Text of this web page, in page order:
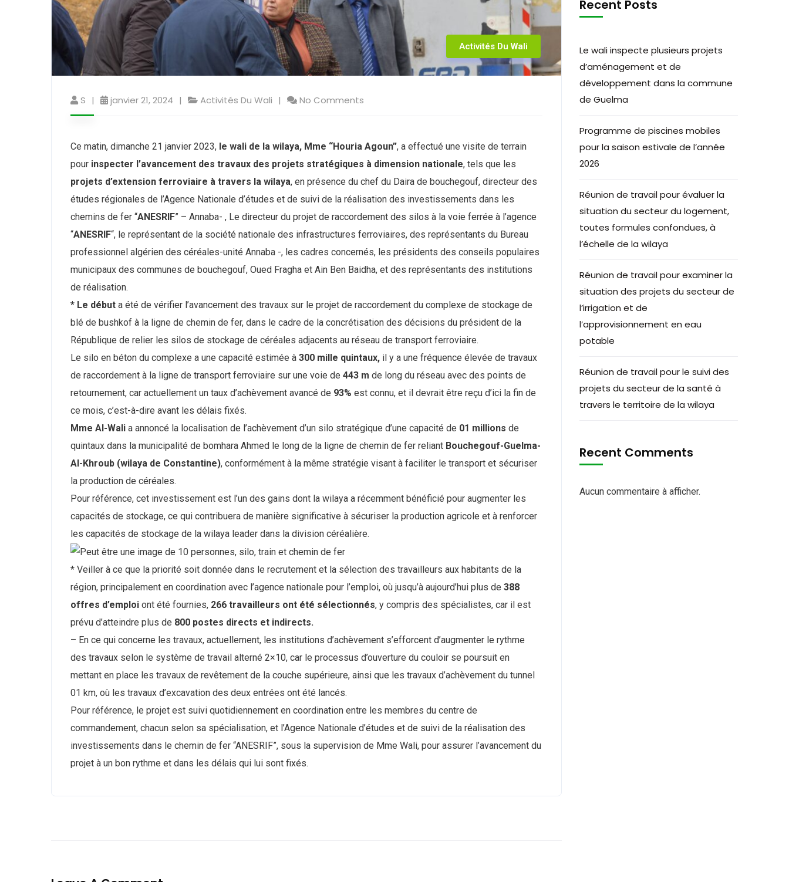
Activités Du Wali
S janvier 21, 2024 Activités Du Wali No Comments
Ce matin, dimanche 21 janvier 2023, le wali de la wilaya, Mme “Houria Agoun”, a effectué une visite de terrain
pour inspecter l’avancement des travaux des projets stratégiques à dimension nationale, tels que les
projets d’extension ferroviaire à travers la wilaya, en présence du chef du Daira de bouchegouf, directeur des
études régionales de l’Agence Nationale d’études et de suivi de la réalisation des investissements dans les
chemins de fer “ANESRIF” – Annaba- , Le directeur du projet de raccordement des silos à la voie ferrée à l’agence
“ANESRIF“, le représentant de la société nationale des infrastructures ferroviaires, des représentants du Bureau
professionnel algérien des céréales-unité Annaba -, les cadres concernés, les présidents des conseils populaires
municipaux des communes de bouchegouf, Oued Fragha et Ain Ben Baidha, et des représentants des institutions
de réalisation.
* Le début a été de vérifier l’avancement des travaux sur le projet de raccordement du complexe de stockage de
blé de bushkof à la ligne de chemin de fer, dans le cadre de la concrétisation des décisions du président de la
République de relier les silos de stockage de céréales adjacents au réseau de transport ferroviaire.
Le silo en béton du complexe a une capacité estimée à 300 mille quintaux, il y a une fréquence élevée de travaux
de raccordement à la ligne de transport ferroviaire sur une voie de 443 m de long du réseau avec des points de
retournement, car actuellement un taux d’achèvement avancé de 93% est connu, et il devrait être reçu d’ici la fin de
ce mois, c’est-à-dire avant les délais fixés.
Mme Al-Wali a annoncé la localisation de l’achèvement d’un silo stratégique d’une capacité de 01 millions de
quintaux dans la municipalité de bomhara Ahmed le long de la ligne de chemin de fer reliant Bouchegouf-Guelma-
Al-Khroub (wilaya de Constantine), conformément à la même stratégie visant à faciliter le transport et sécuriser
la production de céréales.
Pour référence, cet investissement est l’un des gains dont la wilaya a récemment bénéficié pour augmenter les
capacités de stockage, ce qui contribuera de manière significative à sécuriser la production agricole et à renforcer
les capacités de stockage de la wilaya leader dans la division céréalière.
* Veiller à ce que la priorité soit donnée dans le recrutement et la sélection des travailleurs aux habitants de la
région, principalement en coordination avec l’agence nationale pour l’emploi, où jusqu’à aujourd’hui plus de 388
offres d’emploi ont été fournies, 266 travailleurs ont été sélectionnés, y compris des spécialistes, car il est
prévu d’atteindre plus de 800 postes directs et indirects.
– En ce qui concerne les travaux, actuellement, les institutions d’achèvement s’efforcent d’augmenter le rythme
des travaux selon le système de travail alterné 2×10, car le processus d’ouverture du couloir se poursuit en
mettant en place les travaux de revêtement de la couche supérieure, ainsi que les travaux d’achèvement du tunnel
01 km, où les travaux d’excavation des deux entrées ont été lancés.
Pour référence, le projet est suivi quotidiennement en coordination entre les membres du centre de
commandement, chacun selon sa spécialisation, et l’Agence Nationale d’études et de suivi de la réalisation des
investissements dans le chemin de fer “ANESRIF”, sous la supervision de Mme Wali, pour assurer l’avancement du
projet à un bon rythme et dans les délais qui lui sont fixés.
Recent Posts
Le wali inspecte plusieurs projets
d’aménagement et de
développement dans la commune
de Guelma
Programme de piscines mobiles
pour la saison estivale de l’année
2026
Réunion de travail pour évaluer la
situation du secteur du logement,
toutes formules confondues, à
l’échelle de la wilaya
Réunion de travail pour examiner la
situation des projets du secteur de
l’irrigation et de
l’approvisionnement en eau
potable
Réunion de travail pour le suivi des
projets du secteur de la santé à
travers le territoire de la wilaya
Recent Comments
Aucun commentaire à afficher.